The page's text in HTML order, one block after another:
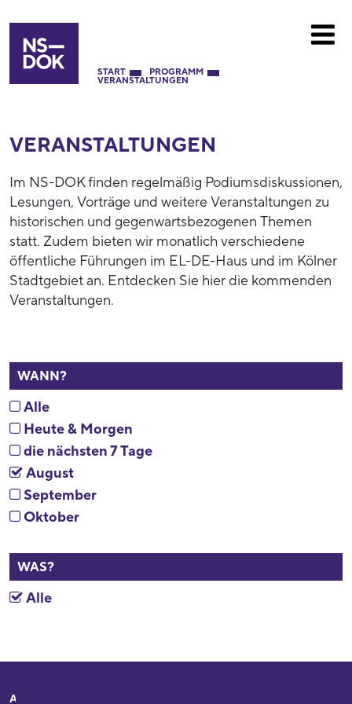
START PROGRAMM
VERANSTALTUNGEN
VERANSTALTUNGEN
Im NS-DOK finden regelmäßig Podiumsdiskussionen,
Lesungen, Vorträge und weitere Veranstaltungen zu
historischen und gegenwartsbezogenen Themen
statt. Zudem bieten wir monatlich verschiedene
öffentliche Führungen im EL-DE-Haus und im Kölner
Stadtgebiet an. Entdecken Sie hier die kommenden
Veranstaltungen.
WANN?
Alle
Heute & Morgen
die nächsten 7 Tage
August
September
Oktober
WAS?
Alle
Adresse